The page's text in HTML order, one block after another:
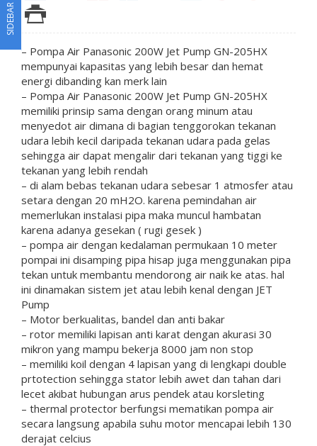
– Pompa Air Panasonic 200W Jet Pump GN-205HX
mempunyai kapasitas yang lebih besar dan hemat
energi dibanding kan merk lain
– Pompa Air Panasonic 200W Jet Pump GN-205HX
memiliki prinsip sama dengan orang minum atau
menyedot air dimana di bagian tenggorokan tekanan
udara lebih kecil daripada tekanan udara pada gelas
sehingga air dapat mengalir dari tekanan yang tiggi ke
tekanan yang lebih rendah
– di alam bebas tekanan udara sebesar 1 atmosfer atau
setara dengan 20 mH2O. karena pemindahan air
memerlukan instalasi pipa maka muncul hambatan
karena adanya gesekan ( rugi gesek )
– pompa air dengan kedalaman permukaan 10 meter
pompai ini disamping pipa hisap juga menggunakan pipa
tekan untuk membantu mendorong air naik ke atas. hal
ini dinamakan sistem jet atau lebih kenal dengan JET
Pump
– Motor berkualitas, bandel dan anti bakar
– rotor memiliki lapisan anti karat dengan akurasi 30
mikron yang mampu bekerja 8000 jam non stop
– memiliki koil dengan 4 lapisan yang di lengkapi double
prtotection sehingga stator lebih awet dan tahan dari
lecet akibat hubungan arus pendek atau korsleting
– thermal protector berfungsi mematikan pompa air
secara langsung apabila suhu motor mencapai lebih 130
derajat celcius
SIDEBAR